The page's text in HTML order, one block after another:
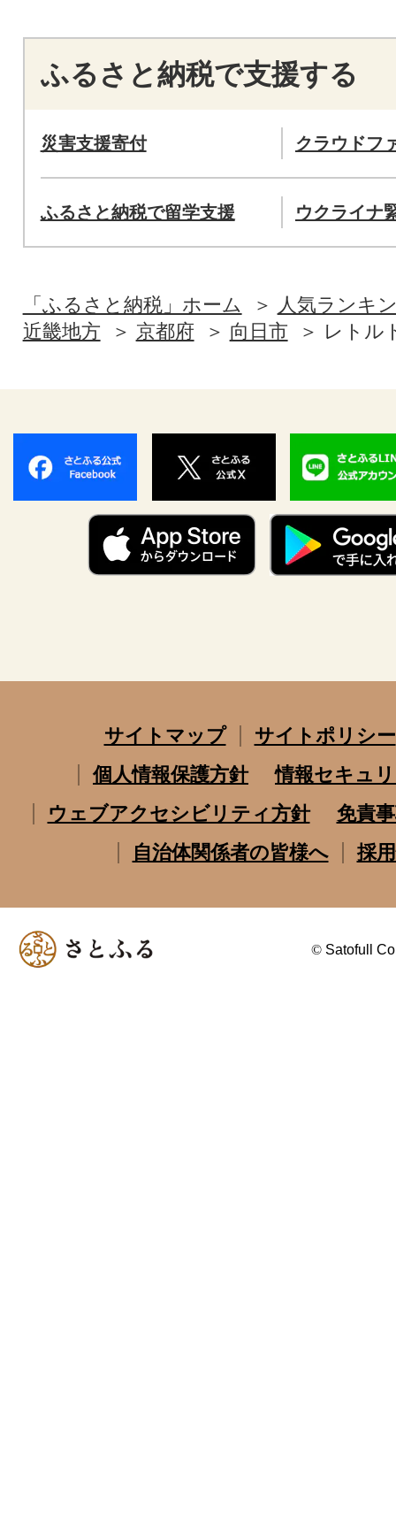
ふるさと納税で支援する
災害支援寄付 クラウドフ
ふるさと納税で留学支援 ウクライナ
「ふるさと納税」ホーム
人気ランキ
近畿地方
京都府 向日市 レトル
サイトマップ
サイトポリシー
個人情報保護方針
情報セキュ
ウェブアクセシビリティ方針
免責
自治体関係者の皆様へ
採
© Satofull